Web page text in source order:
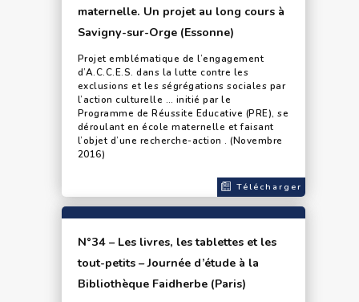
maternelle. Un projet au long cours à
Savigny-sur-Orge (Essonne)
Projet emblématique de l’engagement
d’A.C.C.E.S. dans la lutte contre les
exclusions et les ségrégations sociales par
l’action culturelle … initié par le
Programme de Réussite Educative (PRE), se
déroulant en école maternelle et faisant
l’objet d’une recherche-action . (Novembre
2016)
Télécharger
N°34 – Les livres, les tablettes et les
tout-petits – Journée d’étude à la
Bibliothèque Faidherbe (Paris)